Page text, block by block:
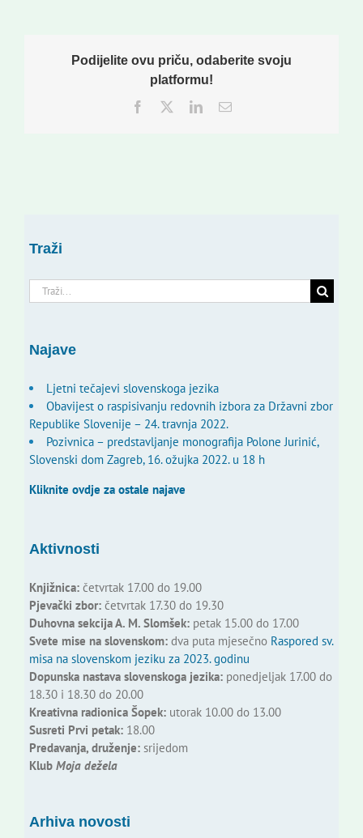
Podijelite ovu priču, odaberite svoju
platformu!
Facebook
TwitterLinkedInEmail:
Traži
Traži...
Najave
Ljetni tečajevi slovenskoga jezika
Obavijest o raspisivanju redovnih izbora za Državni zbor
Republike Slovenije – 24. travnja 2022.
Pozivnica – predstavljanje monografija Polone Jurinić,
Slovenski dom Zagreb, 16. ožujka 2022. u 18 h
Kliknite ovdje za ostale najave
Aktivnosti
Knjižnica:četvrtak 17.00 do 19.00
Pjevački zbor:četvrtak 17.30 do 19.30
Duhovna sekcija A. M. Slomšek:petak 15.00 do 17.00
Svete mise na slovenskom:dva puta mjesečno Raspored sv.
misa na slovenskom jeziku za 2023. godinu
Dopunska nastava slovenskoga jezika:ponedjeljak 17.00 do
18.30 i 18.30 do 20.00
Kreativna radionica Šopek:utorak 10.00 do 13.00
Susreti Prvi petak:18.00
Predavanja, druženje:srijedom
Klub Moja dežela
Arhiva novosti